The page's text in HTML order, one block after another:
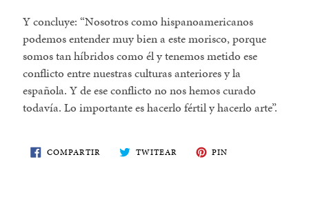
Y concluye: Nosotros como hispanoamericanos
podemos entender muy bien a este morisco, porque
somos tan híbridos como él y tenemos metido ese
conflicto entre nuestras culturas anteriores y la
española. Y de ese conflicto no nos hemos curado
todavía. Lo importante es hacerlo fértil y hacerlo arte.
COMPARTIR COMPARTE
EN
TWITEAR TWITEA
EN
PIN